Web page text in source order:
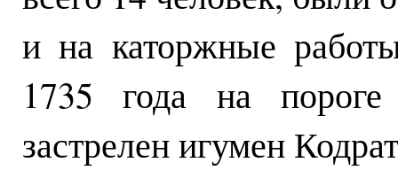
и на каторжные
1735 года на
застрелен игумен